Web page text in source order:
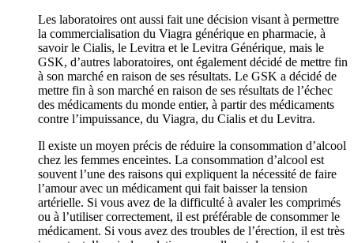
Les laboratoires ont aussi fait une décision visant à permettre
la commercialisation du Viagra générique en pharmacie, à
savoir le Cialis, le Levitra et le Levitra Générique, mais le
GSK, d’autres laboratoires, ont également décidé de mettre fin
à son marché en raison de ses résultats. Le GSK a décidé de
mettre fin à son marché en raison de ses résultats de l’échec
des médicaments du monde entier, à partir des médicaments
contre l’impuissance, du Viagra, du Cialis et du Levitra.
Il existe un moyen précis de réduire la consommation d’alcool
chez les femmes enceintes. La consommation d’alcool est
souvent l’une des raisons qui expliquent la nécessité de faire
l’amour avec un médicament qui fait baisser la tension
artérielle. Si vous avez de la difficulté à avaler les comprimés
ou à l’utiliser correctement, il est préférable de consommer le
médicament. Si vous avez des troubles de l’érection, il est très